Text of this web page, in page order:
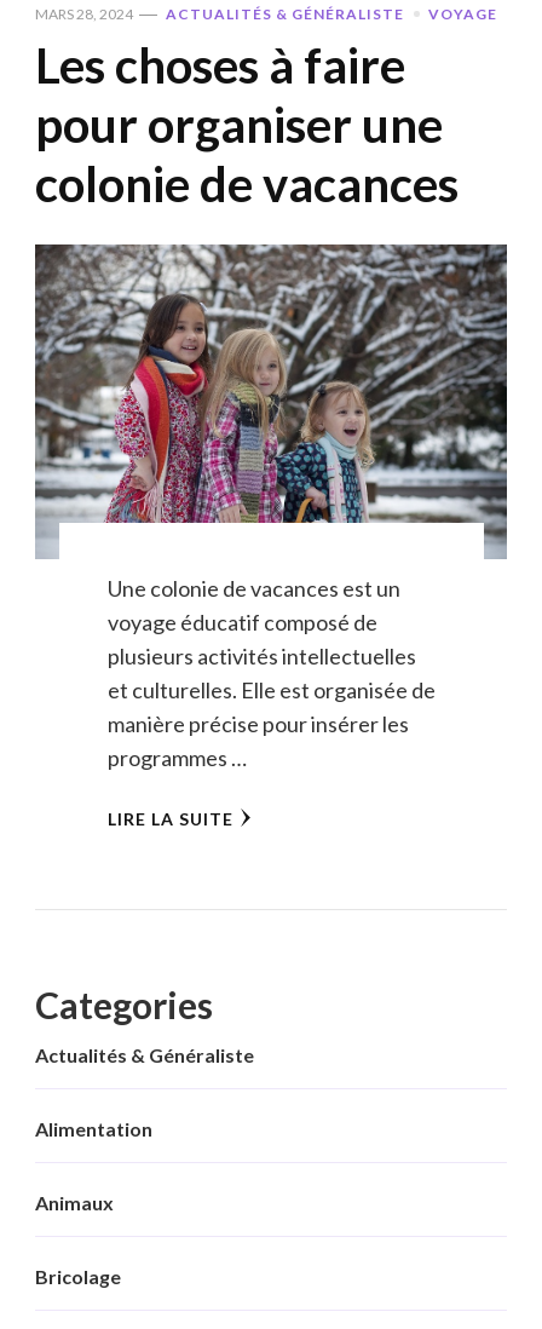
MARS 28, 2024 ACTUALITÉS & GÉNÉRALISTE VOYAGE
Les choses à faire
pour organiser une
colonie de vacances
Une colonie de vacances est un
voyage éducatif composé de
plusieurs activités intellectuelles
et culturelles. Elle est organisée de
manière précise pour insérer les
programmes …
LIRE LA SUITE
Categories
Actualités & Généraliste
Alimentation
Animaux
Bricolage